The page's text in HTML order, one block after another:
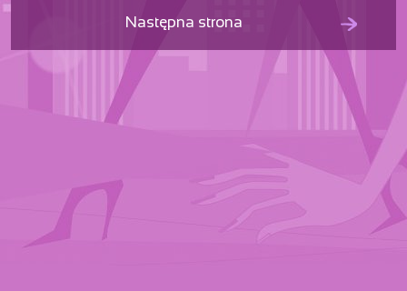
Następna strona